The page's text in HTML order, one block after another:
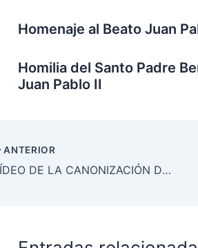
Homenaje al Beato Juan
Homilia del Santo Padre
Juan Pablo II
ANTERIOR
VÍDEO DE LA CANONIZACIÓN DE JUAN XIII Y JUAN PABLO II